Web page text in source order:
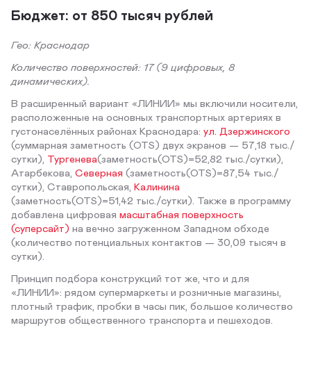
Бюджет: от 850 тысяч рублей
Гео: Краснодар
Количество поверхностей: 17 (9 цифровых, 8
динамических).
В расширенный вариант «ЛИНИИ» мы включили носители,
расположенные на основных транспортных артериях в
густонаселённых районах Краснодара: ул. Дзержинского
(суммарная заметность (OTS) двух экранов — 57,18 тыс./
сутки), Тургенева(заметность(OTS)=52,82 тыс./сутки),
Атарбекова, Северная (заметность(OTS)=87,54 тыс./
сутки), Ставропольская, Калинина
(заметность(OTS)=51,42 тыс./сутки). Также в программу
добавлена цифровая масштабная поверхность
(суперсайт) на вечно загруженном Западном обходе
(количество потенциальных контактов — 30,09 тысяч в
сутки).
Принцип подбора конструкций тот же, что и для
«ЛИНИИ»: рядом супермаркеты и розничные магазины,
плотный трафик, пробки в часы пик, большое количество
маршрутов общественного транспорта и пешеходов.